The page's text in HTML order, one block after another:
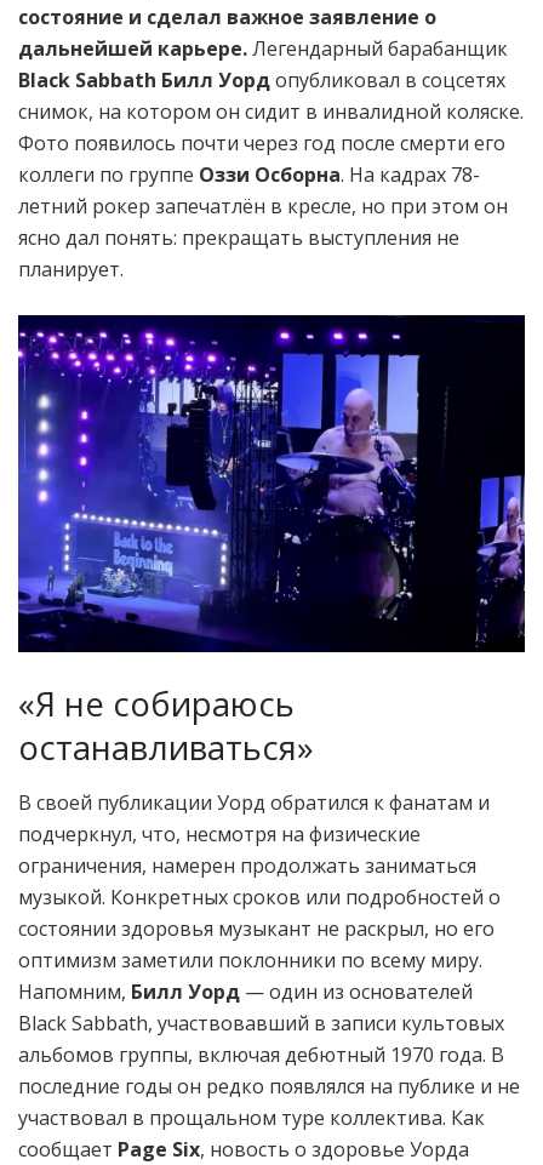
состояние и сделал важное заявление о
дальнейшей карьере.Легендарный барабанщик
Black Sabbath Билл Уордопубликовал в соцсетях
снимок, на котором он сидит в инвалидной коляске.
Фото появилось почти через год после смерти его
коллеги по группе Оззи Осборна. На кадрах 78-
летний рокер запечатлён в кресле, но при этом он
ясно дал понять: прекращать выступления не
планирует.
«Я не собираюсь
останавливаться»
В своей публикации Уорд обратился к фанатам и
подчеркнул, что, несмотря на физические
ограничения, намерен продолжать заниматься
музыкой. Конкретных сроков или подробностей о
состоянии здоровья музыкант не раскрыл, но его
оптимизм заметили поклонники по всему миру.
Напомним, Билл Уорд — один из основателей
Black Sabbath, участвовавший в записи культовых
альбомов группы, включая дебютный 1970 года. В
последние годы он редко появлялся на публике и не
участвовал в прощальном туре коллектива. Как
сообщает Page Six, новость о здоровье Уорда